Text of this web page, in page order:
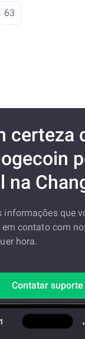
63
certeza
na
informações que
em contato com
hora.
Contatar suporte